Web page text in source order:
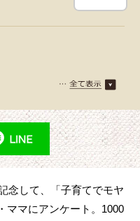
念して、「子育てでモヤ
ママにアンケート。1000